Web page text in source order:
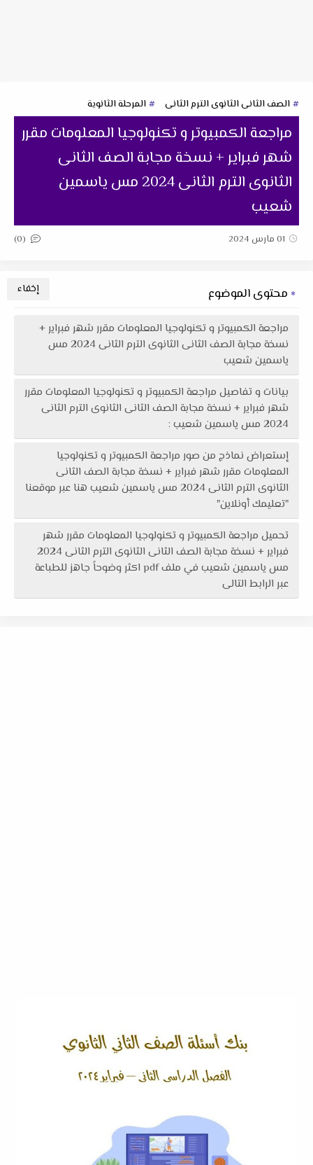
الصف الثانى الثانوى الترم الثانى المرحلة الثانوية
مراجعة الكمبيوتر و تكنولوجيا المعلومات مقرر
شهر فبراير + نسخة مجابة الصف الثانى
الثانوى الترم الثانى 2024 مس ياسمين
شعيب
01 مارس 2024 (0)
محتوى الموضوع
مراجعة الكمبيوتر و تكنولوجيا المعلومات مقرر شهر فبراير +
نسخة مجابة الصف الثانى الثانوى الترم الثانى 2024 مس
ياسمين شعيب
بيانات و تفاصيل مراجعة الكمبيوتر و تكنولوجيا المعلومات مقرر
شهر فبراير + نسخة مجابة الصف الثانى الثانوى الترم الثانى
2024 مس ياسمين شعيب :
إستعراض نماذج من صور مراجعة الكمبيوتر و تكنولوجيا
المعلومات مقرر شهر فبراير + نسخة مجابة الصف الثانى
الثانوى الترم الثانى 2024 مس ياسمين شعيب هنا عبر موقعنا
"تعليمك أونلاين"
تحميل مراجعة الكمبيوتر و تكنولوجيا المعلومات مقرر شهر
فبراير + نسخة مجابة الصف الثانى الثانوى الترم الثانى 2024
مس ياسمين شعيب في ملف pdf اكثر وضوحاً جاهز للطباعة
عبر الرابط التالى